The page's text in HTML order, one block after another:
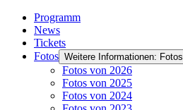
Programm
News
Tickets
Fotos Weitere Informationen: Fotos
Fotos von 2026
Fotos von 2025
Fotos von 2024